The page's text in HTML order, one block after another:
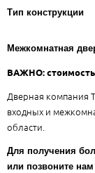
Тип конструкции
Межкомнатная
ВАЖНО: стоимость
Дверная компания
входных и
области.
Для получения
или позвоните нам